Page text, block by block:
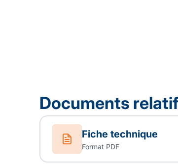
Documents
Fiche technique
Format PDF